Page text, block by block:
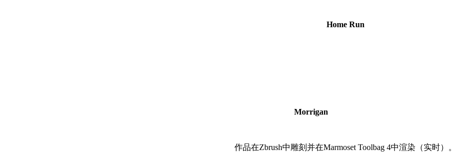
Home Run
Morrigan
作品在Zbrush中雕刻并在Marmoset Toolbag 4中渲染（实时）。